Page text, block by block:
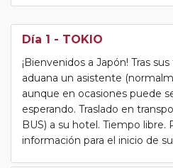
Día 1 - TOKIO
¡Bienvenidos a Japón! Tras
aduana un asistente
aunque en ocasiones puede
esperando. Traslado en
BUS) a su hotel. Tiempo libre.
información para el inicio de